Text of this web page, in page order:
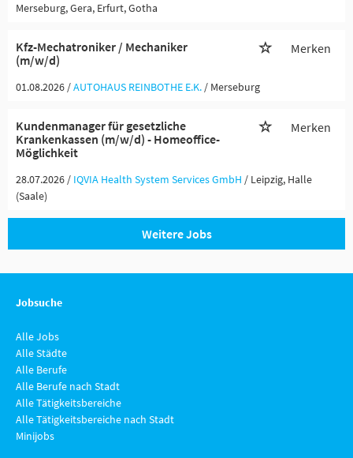
Merseburg, Gera, Erfurt, Gotha
Kfz-Mechatroniker / Mechaniker
(m/w/d)
Merken
01.08.2026 /AUTOHAUS REINBOTHE E.K. / Merseburg
Kundenmanager für gesetzliche
Krankenkassen (m/w/d) - Homeoffice-
Möglichkeit
Merken
28.07.2026 / IQVIA Health System Services GmbH / Leipzig, Halle
(Saale)
Weitere Jobs
Jobsuche
Alle Jobs
Alle Städte
Alle Berufe
Alle Berufe nach Stadt
Alle Tätigkeitsbereiche
Alle Tätigkeitsbereiche nach Stadt
Minijobs